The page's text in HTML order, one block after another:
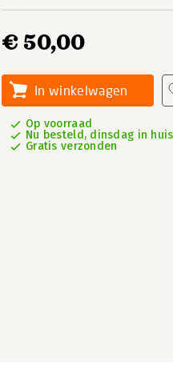
€ 50,00
In winkelwagen
Op voorraad
Nu besteld, dinsdag in huis
Gratis verzonden